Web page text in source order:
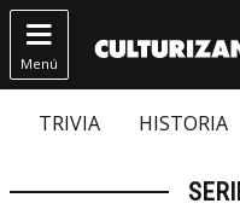

Menú
TRIVIA HISTORIA